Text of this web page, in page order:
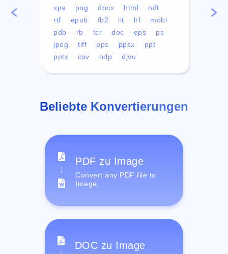
xps
png docx html
odt
rtf
epub fb2 lit lrf
mobi
pdb
rb tcr doc eps
ps
jpeg
tiff pps ppsx
ppt
pptx
csv odp djvu
mp4
Beliebte Konvertierungen
PDF zu Image
Convert any PDF file to
Image
DOC zu Image